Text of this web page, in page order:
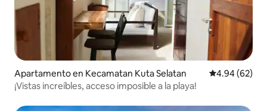
Apartamento en Kecamatan Kuta Selatan Calificación
4.94 (62)
¡Vistas increíbles, acceso imposible a la playa!